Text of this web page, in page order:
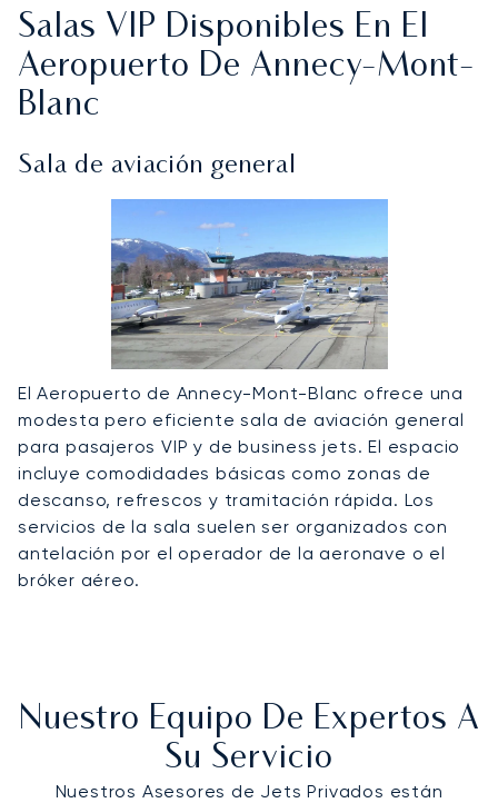
Salas VIP Disponibles En El
Aeropuerto De Annecy-Mont-
Blanc
Sala de aviación general
El Aeropuerto de Annecy-Mont-Blanc ofrece una
modesta pero eficiente sala de aviación general
para pasajeros VIP y de business jets. El espacio
incluye comodidades básicas como zonas de
descanso, refrescos y tramitación rápida. Los
servicios de la sala suelen ser organizados con
antelación por el operador de la aeronave o el
bróker aéreo.
Nuestro Equipo De Expertos A
Su Servicio
Nuestros Asesores de Jets Privados están